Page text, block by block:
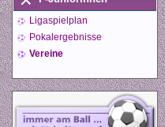
Ligaspielplan
Pokalergebnisse
Vereine